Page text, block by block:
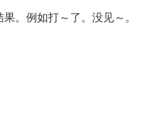
。例如打～了。没见～。